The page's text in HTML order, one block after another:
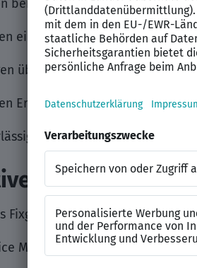
bereits fundierte
ein gutes technisches
über fließende Deutsch – und
Erfahrung mit
und Ihre strukturierte
Fixgehalt
Möglichkeiten